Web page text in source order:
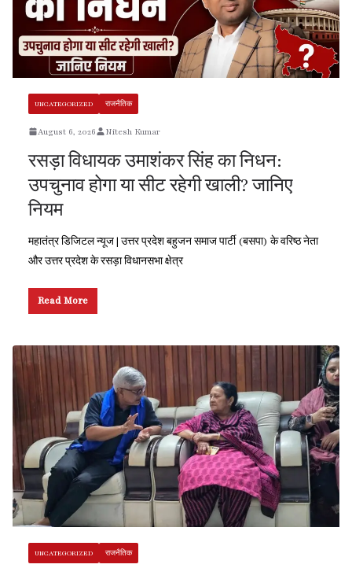
UNCATEGORIZED राजनैतिक
August 6, 2026 Nitesh Kumar
रसड़ा विधायक उमाशंकर सिंह का निधन:
उपचुनाव होगा या सीट रहेगी खाली? जानिए
नियम
महातंत्र डिजिटल न्यूज | उत्तर प्रदेश बहुजन समाज पार्टी (बसपा) के वरिष्ठ नेता
और उत्तर प्रदेश के रसड़ा विधानसभा क्षेत्र
Read More
UNCATEGORIZED राजनैतिक